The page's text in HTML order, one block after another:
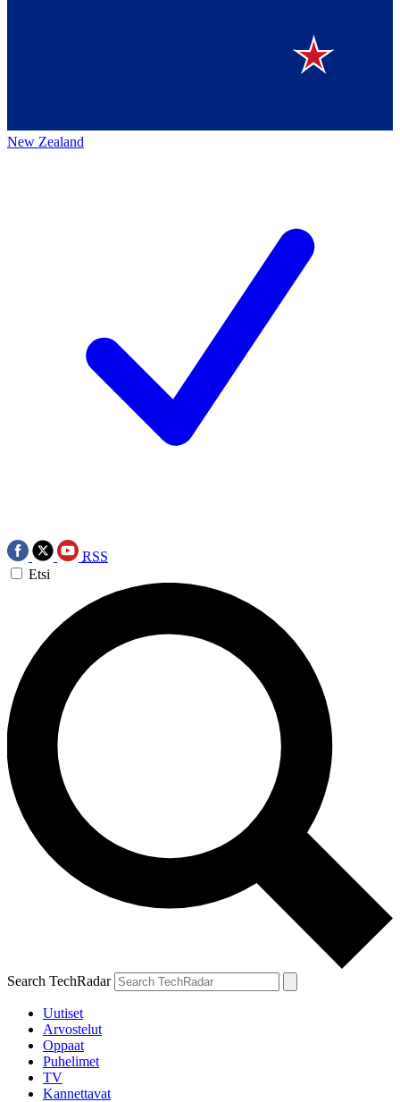
New Zealand
RSS
Etsi
Search TechRadar
Uutiset
Arvostelut
Oppaat
Puhelimet
TV
Kannettavat